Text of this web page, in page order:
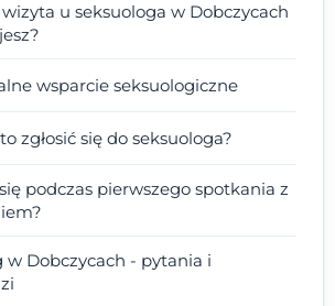
u seksuologa w Dobczycach
wsparcie seksuologiczne
zgłosić się do seksuologa?
podczas pierwszego spotkania z
w Dobczycach - pytania i